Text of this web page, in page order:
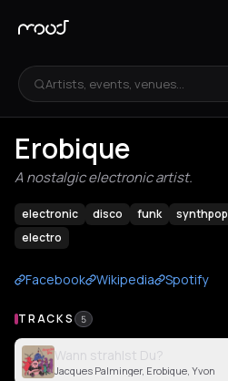
Artists, events, venues...
Erobique
A nostalgic electronic artist.
electronic disco funk synthpop
electro
Facebook Wikipedia Spotify
TRACKS 5
Wann strahlst Du?
Jacques Palminger, Erobique, Yvon